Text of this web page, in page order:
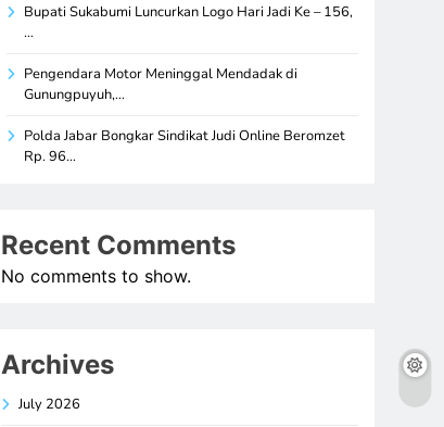
Bupati Sukabumi Luncurkan Logo Hari Jadi Ke – 156,
…
Pengendara Motor Meninggal Mendadak di
Gunungpuyuh,…
Polda Jabar Bongkar Sindikat Judi Online Beromzet
Rp. 96…
Recent Comments
No comments to show.
Archives
July 2026